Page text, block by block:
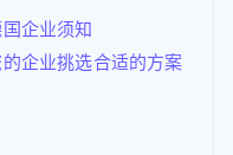
企业须知
企业挑选合适的方案